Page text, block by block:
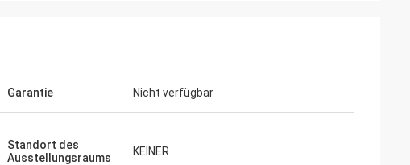
Garantie Nicht verfügbar
Standort des
Ausstellungsraums
KEINER